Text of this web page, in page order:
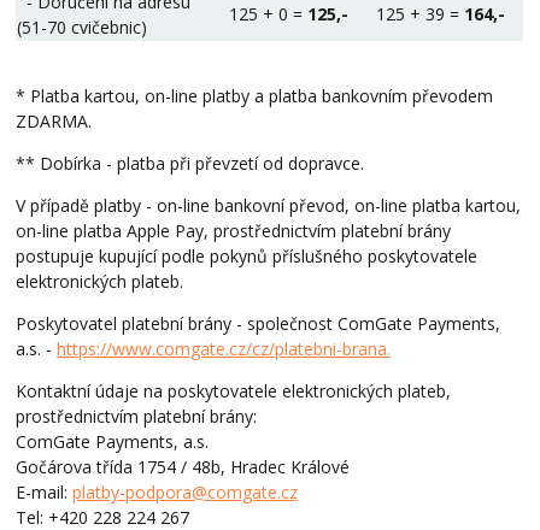
(51-70 cvičebnic)
125 + 0 = 125,- 125 + 39 = 164,-
* Platba kartou, on-line platby a platba bankovním převodem
ZDARMA.
** Dobírka - platba při převzetí od dopravce.
V případě platby - on-line bankovní převod, on-line platba kartou,
on-line platba Apple Pay, prostřednictvím platební brány
postupuje kupující podle pokynů příslušného poskytovatele
elektronických plateb.
Poskytovatel platební brány - společnost ComGate Payments,
a.s. -https://www.comgate.cz/cz/platebni-brana.
Kontaktní údaje na poskytovatele elektronických plateb,
prostřednictvím platební brány:
ComGate Payments, a.s.
Gočárova třída 1754 / 48b, Hradec Králové
E-mail:platby-podpora@comgate.cz
Tel: +420 228 224 267